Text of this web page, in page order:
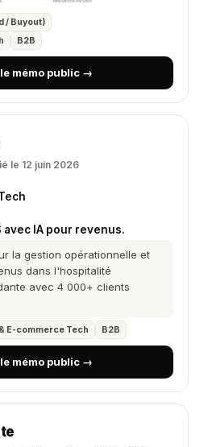
/ Buyout)
B2B
le mémo public →
le 12 juin 2026
avec IA pour revenus.
la gestion opérationnelle et
dans l'hospitalité
avec 4 000+ clients
E-commerce Tech B2B
le mémo public →